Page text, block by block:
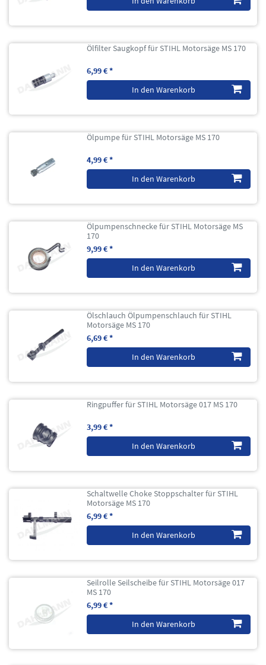
Ölfilter Saugkopf für STIHL Motorsäge MS 170
6,99 € *
In den Warenkorb
Ölpumpe für STIHL Motorsäge MS 170
4,99 € *
In den Warenkorb
Ölpumpenschnecke für STIHL Motorsäge MS
170
9,99 € *
In den Warenkorb
Ölschlauch Ölpumpenschlauch für STIHL
Motorsäge MS 170
6,69 € *
In den Warenkorb
Ringpuffer für STIHL Motorsäge 017 MS 170
3,99 € *
In den Warenkorb
Schaltwelle Choke Stoppschalter für STIHL
Motorsäge MS 170
6,99 € *
In den Warenkorb
Seilrolle Seilscheibe für STIHL Motorsäge 017
MS 170
6,99 € *
In den Warenkorb